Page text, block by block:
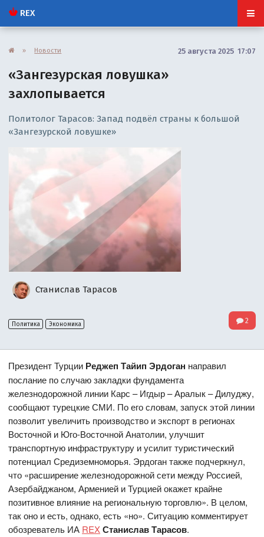
REX
» Новости 25 августа 2025 17:07
«Зангезурская ловушка»
захлопывается
Политолог Тарасов: Запад подвёл страны к большой
«Зангезурской ловушке»
Станислав Тарасов
Политика Экономика 2
Президент Турции Реджеп Тайип Эрдоган направил
послание по случаю закладки фундамента
железнодорожной линии Карс – Игдыр – Аралык – Дилуджу,
сообщают турецкие СМИ. По его словам, запуск этой линии
позволит увеличить производство и экспорт в регионах
Восточной и Юго-Восточной Анатолии, улучшит
транспортную инфраструктуру и усилит туристический
потенциал Средиземноморья. Эрдоган также подчеркнул,
что «расширение железнодорожной сети между Россией,
Азербайджаном, Арменией и Турцией окажет крайне
позитивное влияние на региональную торговлю». В целом,
так оно и есть, однако, есть «но». Ситуацию комментирует
обозреватель ИА REXСтанислав Тарасов.